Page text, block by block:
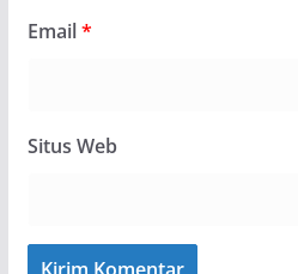
Email*
Situs Web